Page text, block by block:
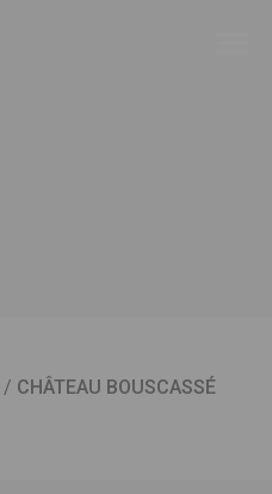
/ CHÂTEAU BOUSCASSÉ